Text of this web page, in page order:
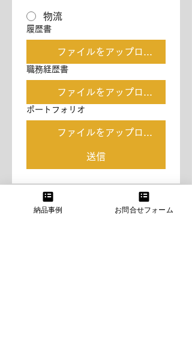
物流
履歴書
ファイルをアップロード
職務経歴書
ファイルをアップロード
ポートフォリオ
ファイルをアップロード
送信
納品事例 お問合せフォーム